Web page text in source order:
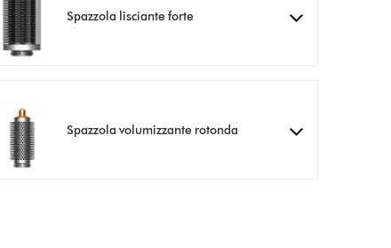
Spazzola lisciante forte
Spazzola volumizzante rotonda